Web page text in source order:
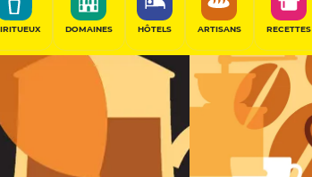
DOMAINES HÔTELS ARTISANS RECETTES